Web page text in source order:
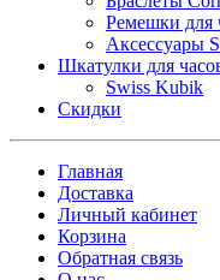
Ремешки для
Аксессуары
Шкатулки для
Swiss Kubik
Скидки
Главная
Доставка
Личный кабинет
Корзина
Обратная связь